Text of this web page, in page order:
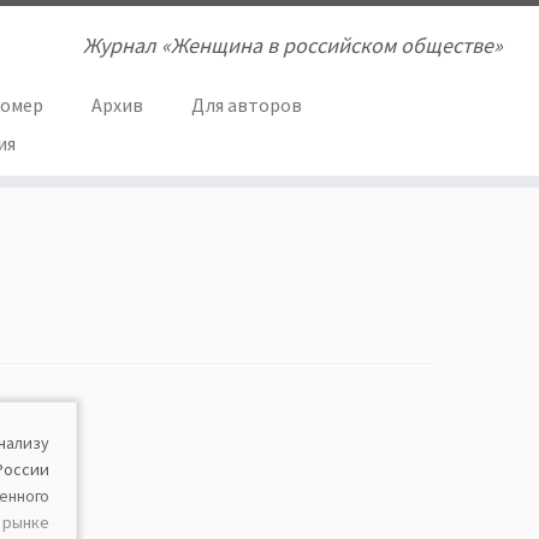
Журнал «Женщина в российском обществе»
Архив
Для авторов